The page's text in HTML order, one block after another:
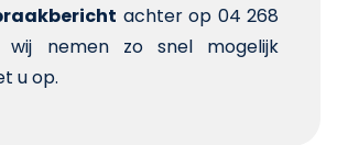
achter op 04 268
nemen zo snel mogelijk
u op.